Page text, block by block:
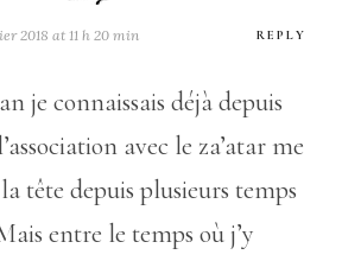
2018 at 11 h 20 min REPLY
je connaissais déjà depuis
avec le za’atar me
tête depuis plusieurs temps
entre le temps où j’y